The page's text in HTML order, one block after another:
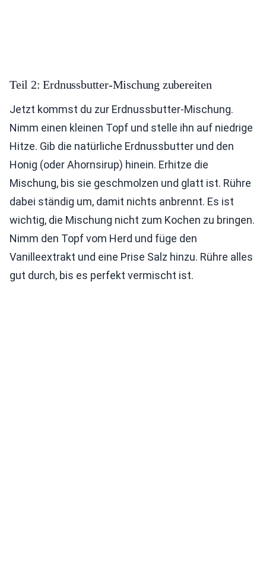
Teil 2: Erdnussbutter-Mischung zubereiten
Jetzt kommst du zur Erdnussbutter-Mischung.
Nimm einen kleinen Topf und stelle ihn auf niedrige
Hitze. Gib die natürliche Erdnussbutter und den
Honig (oder Ahornsirup) hinein. Erhitze die
Mischung, bis sie geschmolzen und glatt ist. Rühre
dabei ständig um, damit nichts anbrennt. Es ist
wichtig, die Mischung nicht zum Kochen zu bringen.
Nimm den Topf vom Herd und füge den
Vanilleextrakt und eine Prise Salz hinzu. Rühre alles
gut durch, bis es perfekt vermischt ist.